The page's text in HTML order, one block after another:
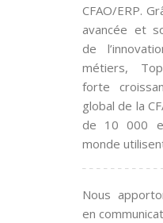
CFAO/ERP.
avancée et
de
métiers,
forte
global de la
de 10 000
monde
Nous
en